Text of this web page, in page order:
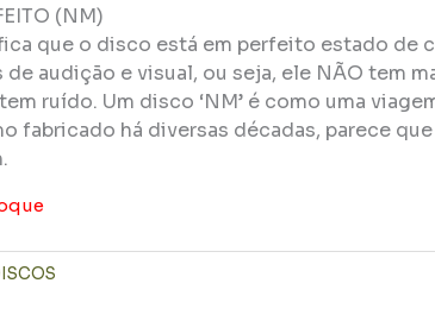
(NM)
que o disco está em perfeito estado de
de audição e visual, ou seja, ele NÃO tem
ruído. Um disco ‘NM’ é como uma
fabricado há diversas décadas, parece